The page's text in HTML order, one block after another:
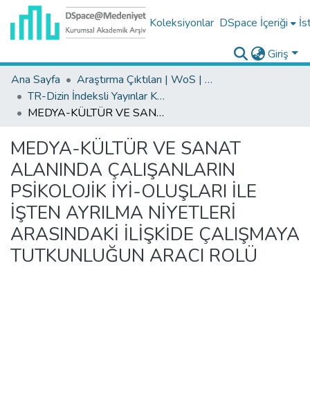
Koleksiyonlar DSpace İçeriği
Giriş
Ana Sayfa
Araştırma Çıktıları | WoS | Scopus | TR-Dizin | PubMed
TR-Dizin İndeksli Yayınlar Koleksiyonu
MEDYA-KÜLTÜR VE SANAT ALANINDA ÇALIŞANLARIN PSİKOLOJİK İYİ-OLUŞLARI İLE İŞTEN AYRILMA NİYETLERİ ARASINDAKİ İLİŞKİDE ÇALIŞMAYA TUTKUNLUĞUN ARACI ROLÜ
MEDYA-KÜLTÜR VE SANAT
ALANINDA ÇALIŞANLARIN
PSİKOLOJİK İYİ-OLUŞLARI İLE
İŞTEN AYRILMA NİYETLERİ
ARASINDAKİ İLİŞKİDE ÇALIŞMAYA
TUTKUNLUĞUN ARACI ROLÜ